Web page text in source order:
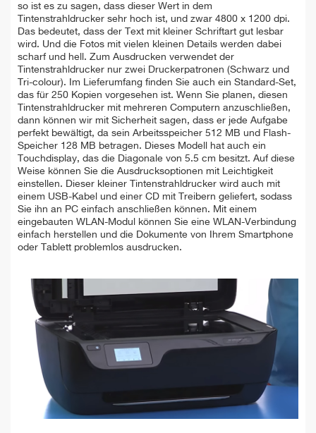
so ist es zu sagen, dass dieser Wert in dem
Tintenstrahldrucker sehr hoch ist, und zwar 4800 x 1200 dpi.
Das bedeutet, dass der Text mit kleiner Schriftart gut lesbar
wird. Und die Fotos mit vielen kleinen Details werden dabei
scharf und hell. Zum Ausdrucken verwendet der
Tintenstrahldrucker nur zwei Druckerpatronen (Schwarz und
Tri-colour). Im Lieferumfang finden Sie auch ein Standard-Set,
das für 250 Kopien vorgesehen ist. Wenn Sie planen, diesen
Tintenstrahldrucker mit mehreren Computern anzuschließen,
dann können wir mit Sicherheit sagen, dass er jede Aufgabe
perfekt bewältigt, da sein Arbeitsspeicher 512 MB und Flash-
Speicher 128 MB betragen. Dieses Modell hat auch ein
Touchdisplay, das die Diagonale von 5.5 cm besitzt. Auf diese
Weise können Sie die Ausdrucksoptionen mit Leichtigkeit
einstellen. Dieser kleiner Tintenstrahldrucker wird auch mit
einem USB-Kabel und einer CD mit Treibern geliefert, sodass
Sie ihn an PC einfach anschließen können. Mit einem
eingebauten WLAN-Modul können Sie eine WLAN-Verbindung
einfach herstellen und die Dokumente von Ihrem Smartphone
oder Tablett problemlos ausdrucken.